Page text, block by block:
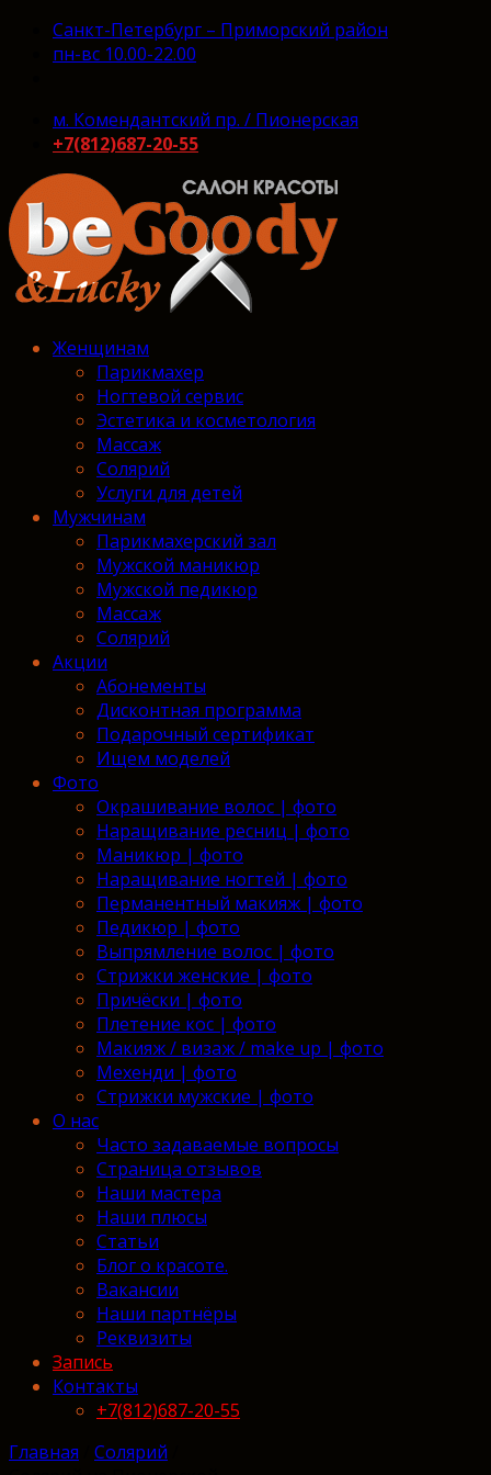
Санкт-Петербург – Приморский район
пн-вс 10.00-22.00
м. Комендантский пр. / Пионерская
+7(812)687-20-55
Женщинам
Парикмахер
Ногтевой сервис
Эстетика и косметология
Массаж
Солярий
Услуги для детей
Мужчинам
Парикмахерский зал
Мужской маникюр
Мужской педикюр
Массаж
Солярий
Акции
Абонементы
Дисконтная программа
Подарочный сертификат
Ищем моделей
Фото
Окрашивание волос | фото
Наращивание ресниц | фото
Маникюр | фото
Наращивание ногтей | фото
Перманентный макияж | фото
Педикюр | фото
Выпрямление волос | фото
Стрижки женские | фото
Причёски | фото
Плетение кос | фото
Макияж / визаж / make up | фото
Мехенди | фото
Стрижки мужские | фото
О нас
Часто задаваемые вопросы
Страница отзывов
Наши мастера
Наши плюсы
Статьи
Блог о красоте.
Вакансии
Наши партнёры
Реквизиты
Запись
Контакты
+7(812)687-20-55
Главная
Солярий